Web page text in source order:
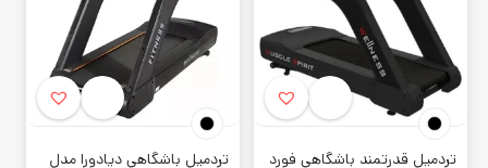
تردمیل قدرتمند باشگاهی فورد تردمیل باشگاهی دیادورا مدل